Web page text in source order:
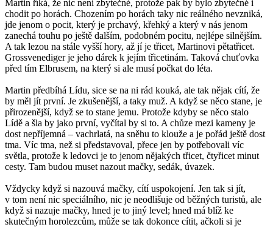
Martin říká, že nic není zbytečné, protože pak by bylo zbytečné i
chodit po horách. Chozením po horách taky nic reálného nevzniká,
jde jenom o pocit, který je prchavý, křehký a který v nás jenom
zanechá touhu po ještě dalším, podobném pocitu, nejlépe silnějším.
A tak lezou na stále vyšší hory, až jí je třicet, Martinovi pětatřicet.
Grossvenediger je jeho dárek k jejím třicetinám. Taková chuťovka
před tím Elbrusem, na který si ale musí počkat do léta.
Martin předbíhá Lídu, sice se na ni rád kouká, ale tak nějak cítí, že
by měl jít první. Je zkušenější, a taky muž. A když se něco stane, je
přirozenější, když se to stane jemu. Protože kdyby se něco stalo
Lídě a šla by jako první, vyčítal by si to. A chůze mezi kameny je
dost nepříjemná – vachrlatá, na sněhu to klouže a je pořád ještě dost
tma. Víc tma, než si představoval, přece jen by potřebovali víc
světla, protože k ledovci je to jenom nějakých třicet, čtyřicet minut
cesty. Tam budou muset nazout mačky, sedák, úvazek.
Vždycky když si nazouvá mačky, cítí uspokojení. Jen tak si jít,
v tom není nic speciálního, nic je neodlišuje od běžných turistů, ale
když si nazuje mačky, hned je to jiný level; hned má blíž ke
skutečným horolezcům, může se tak dokonce cítit, ačkoli si je